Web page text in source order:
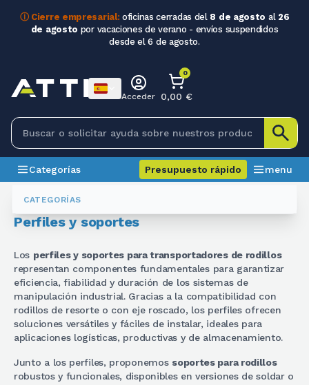
ⓘ Cierre empresarial: oficinas cerradas del 8 de agosto al 26
de agosto por vacaciones de verano - envíos suspendidos
desde el 6 de agosto.
CATEGORÍAS
Acceder
0
0,00 €
Categorías Presupuesto rápido menu
Rodillos Y Esferas
Perfiles y soportes
Los perfiles y soportes para transportadores de rodillos
representan componentes fundamentales para garantizar
eficiencia, fiabilidad y duración de los sistemas de
manipulación industrial. Gracias a la compatibilidad con
rodillos de resorte o con eje roscado, los perfiles ofrecen
soluciones versátiles y fáciles de instalar, ideales para
aplicaciones logísticas, productivas y de almacenamiento.
Junto a los perfiles, proponemos soportes para rodillos
robustos y funcionales, disponibles en versiones de soldar o